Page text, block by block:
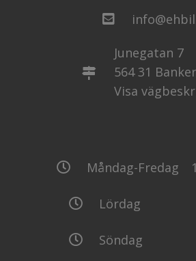
Junegatan 7
564 31
Visa
Måndag-Fredag
Lördag
Söndag